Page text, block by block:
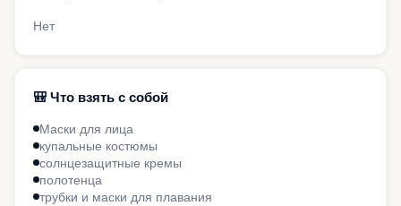
Нет
🎒 Что взять с собой
Маски для лица
купальные костюмы
солнцезащитные кремы
полотенца
трубки и маски для плавания